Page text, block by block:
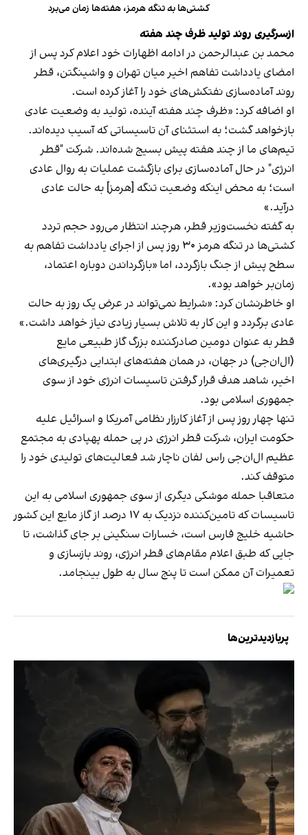
کشتی‌ها به تنگه هرمز، هفته‌ها زمان می‌برد
ازسرگیری روند تولید ظرف چند هفته
محمد بن عبدالرحمن در ادامه اظهارات خود اعلام کرد پس از
امضای یادداشت تفاهم اخیر میان تهران و واشینگتن، قطر
روند آماده‌سازی نفتکش‌های خود را آغاز کرده است.
او اضافه کرد: «ظرف چند هفته آینده، تولید به وضعیت عادی
بازخواهد گشت؛ به استثنای آن تاسیساتی که آسیب دیده‌اند.
تیم‌های ما از چند هفته پیش بسیج شده‌اند. شرکت "قطر
انرژی" در حال آماده‌سازی برای بازگشت عملیات به روال عادی
است؛ به محض اینکه وضعیت تنگه [هرمز] به حالت عادی
درآید.»
به گفته نخست‌وزیر قطر، هرچند انتظار می‌رود حجم تردد
کشتی‌ها در تنگه هرمز ۳۰ روز پس از اجرای یادداشت تفاهم به
سطح پیش از جنگ بازگردد، اما «بازگرداندن دوباره اعتماد،
زمان‌بر خواهد بود».
او خاطرنشان کرد: «شرایط نمی‌تواند در عرض یک روز به حالت
عادی برگردد و این کار به تلاش بسیار زیادی نیاز خواهد داشت.»
قطر به عنوان دومین صادرکننده بزرگ گاز طبیعی مایع
(ال‌ان‌جی) در جهان، در همان هفته‌های ابتدایی درگیری‌های
اخیر، شاهد هدف قرار گرفتن تاسیسات انرژی خود از سوی
جمهوری اسلامی بود.
تنها چهار روز پس از آغاز کارزار نظامی آمریکا و اسرائیل علیه
حکومت ایران، شرکت قطر انرژی در پی حمله پهپادی به مجتمع
عظیم ال‌ان‌جی راس لفان ناچار شد فعالیت‌های تولیدی خود را
متوقف کند.
متعاقبا حمله موشکی دیگری از سوی جمهوری اسلامی به این
تاسیسات که تامین‌کننده نزدیک به ۱۷ درصد از گاز مایع این کشور
حاشیه خلیج فارس است، خسارات سنگینی بر جای گذاشت، تا
جایی که طبق اعلام مقام‌های قطر انرژی، روند بازسازی و
تعمیرات آن ممکن است تا پنج سال به طول بینجامد.
پربازدیدترین‌ها